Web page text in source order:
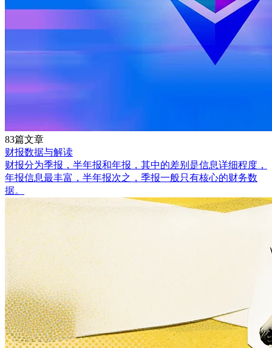
83篇文章
财报数据与解读
财报分为季报，半年报和年报，其中的差别是信息详细程度，
年报信息最丰富，半年报次之，季报一般只有核心的财务数
据。